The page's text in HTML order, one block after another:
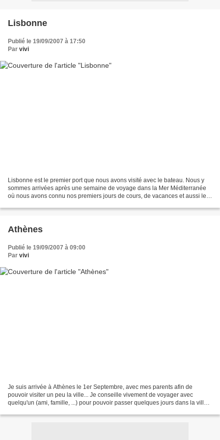
Lisbonne
Publié le 19/09/2007 à 17:50
Par vivi
Lisbonne est le premier port que nous avons visité avec le bateau. Nous y
sommes arrivées après une semaine de voyage dans la Mer Méditerranée
où nous avons connu nos premiers jours de cours, de vacances et aussi les
Athènes
Publié le 19/09/2007 à 09:00
Par vivi
Je suis arrivée à Athènes le 1er Septembre, avec mes parents afin de
pouvoir visiter un peu la ville... Je conseille vivement de voyager avec
quelqu'un (ami, famille, ...) pour pouvoir passer quelques jours dans la ville